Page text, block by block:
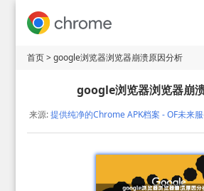
首页> google浏览器浏览器崩溃原因分析
google浏览器浏览器崩
来源:提供纯净的Chrome APK档案 - OF未来